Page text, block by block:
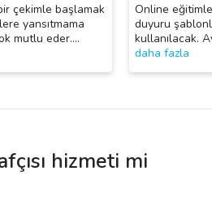
çekimle başlamak
yansıtmama
mutlu eder.…
Online
duyuru
kullanılacak.
daha fazla
hizmeti mi